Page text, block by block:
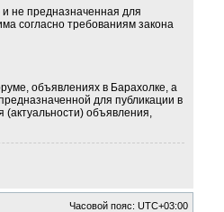
не предназначенная для
согласно требованиям закона
объявлениях в Барахолке, а
для публикации в
(актуальности) объявления,
Часовой пояс:UTC+03:00